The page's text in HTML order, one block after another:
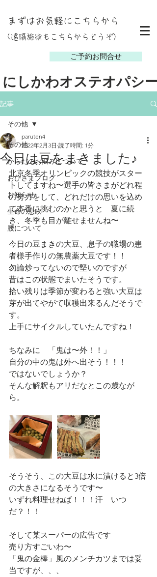
ご予約お問合せ
にしかわオステオパシー
まずはお気軽にこちらから
(遠隔施術もこちらからどうぞ）
記事
その他
からだのお悩みについて
おひさまブログ
お知らせ
生命の息吹
腰について
その他
今日は豆をまきました♪
paruten4
2022年2月3日 読了時間: 1分
北京冬季オリンピックの競技がスター
トしてますね〜選手の皆さまがどれ程
の努力をして、どれだけの思いを込め
て本番に挑むのかと思うと　夏に続
き、冬季も目が離せませんね〜
今日の豆まきの大豆、息子の職場の患
者様手作りの無農薬大豆です！！
勿論炒ってないので堅いのですが
昔はこの状態でまいたそうです。
拾い残りは季節が変わると強い大豆は
芽が出てやがて収穫出来るんだそうで
す。
上手にサイクルしていたんですね！
ちなみに　「鬼は〜外！！」
自分の中の鬼は外へ出そう！！！
ではないでしょうか？
そんな解釈もアリだなとこの歳なが
ら。
そうそう、この大豆は水に漬けると3倍
の大きさになるそうです〜
いずれ料理せねば！！！汗　いつ
だ？！！
そして某スーパーの広告です
売り方すごいわ〜
「鬼の金棒」風のメンチカツまでは妥
当ですが、、、